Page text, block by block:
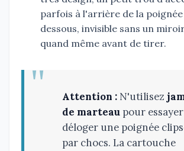
parfois à l'arrière de la poignée
dessous, invisible sans un
quand même avant de tirer.
Attention : N'utilisez
de marteau pour
déloger une poignée
par chocs. La cartouche